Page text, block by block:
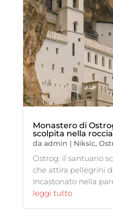
Monastero di
scolpita nella roccia
da admin | Niksic,
Ostrog: il santuario
che attira pellegrini
Incastonato nella
leggi tutto